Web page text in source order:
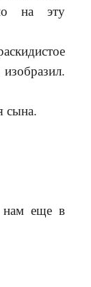
на эту
сына.
нам еще в